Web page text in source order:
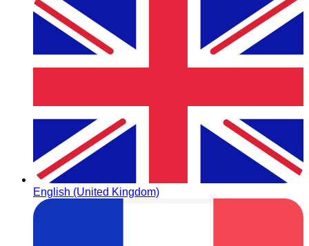
English (United Kingdom)